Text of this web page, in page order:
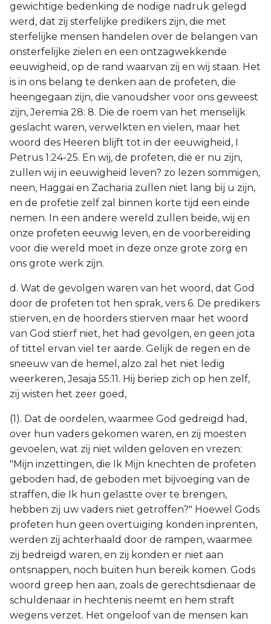
gewichtige bedenking de nodige nadruk gelegd
werd, dat zij sterfelijke predikers zijn, die met
sterfelijke mensen handelen over de belangen van
onsterfelijke zielen en een ontzagwekkende
eeuwigheid, op de rand waarvan zij en wij staan. Het
is in ons belang te denken aan de profeten, die
heengegaan zijn, die vanoudsher voor ons geweest
zijn, Jeremia 28: 8. Die de roem van het menselijk
geslacht waren, verwelkten en vielen, maar het
woord des Heeren blijft tot in der eeuwigheid, I
Petrus 1:24-25. En wij, de profeten, die er nu zijn,
zullen wij in eeuwigheid leven? zo lezen sommigen,
neen, Haggaï en Zacharia zullen niet lang bij u zijn,
en de profetie zelf zal binnen korte tijd een einde
nemen. In een andere wereld zullen beide, wij en
onze profeten eeuwig leven, en de voorbereiding
voor die wereld moet in deze onze grote zorg en
ons grote werk zijn.
d. Wat de gevolgen waren van het woord, dat God
door de profeten tot hen sprak, vers 6. De predikers
stierven, en de hoorders stierven maar het woord
van God stierf niet, het had gevolgen, en geen jota
of tittel ervan viel ter aarde. Gelijk de regen en de
sneeuw van de hemel, alzo zal het niet ledig
weerkeren, Jesaja 55:11. Hij beriep zich op hen zelf,
zij wisten het zeer goed,
(1). Dat de oordelen, waarmee God gedreigd had,
over hun vaders gekomen waren, en zij moesten
gevoelen, wat zij niet wilden geloven en vrezen:
"Mijn inzettingen, die Ik Mijn knechten de profeten
geboden had, de geboden met bijvoeging van de
straffen, die Ik hun gelastte over te brengen,
hebben zij uw vaders niet getroffen?" Hoewel Gods
profeten hun geen overtuiging konden inprenten,
werden zij achterhaald door de rampen, waarmee
zij bedreigd waren, en zij konden er niet aan
ontsnappen, noch buiten hun bereik komen. Gods
woord greep hen aan, zoals de gerechtsdienaar de
schuldenaar in hechtenis neemt en hem straft
wegens verzet. Het ongeloof van de mensen kan